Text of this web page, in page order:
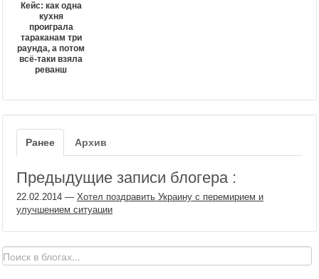
Кейс: как одна
кухня
проиграла
тараканам три
раунда, а потом
всё-таки взяла
реванш
Ранее Архив
Предыдущие записи блогера :
22.02.2014 — Хотел поздравить Украину с перемирием и
улучшением ситуации